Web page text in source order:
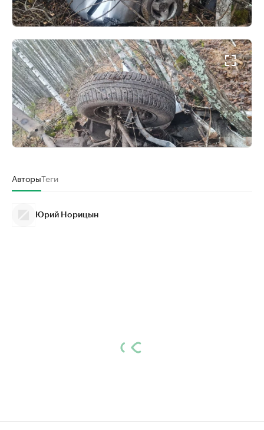
АвторыТеги
Юрий Норицын